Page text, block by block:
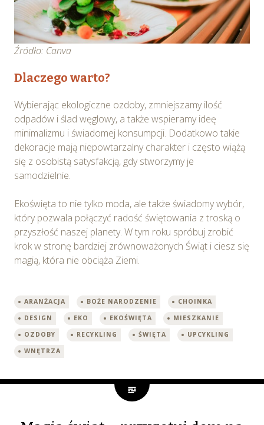
Źródło: Canva
Dlaczego warto?
Wybierając ekologiczne ozdoby, zmniejszamy ilość
odpadów i ślad węglowy, a także wspieramy ideę
minimalizmu i świadomej konsumpcji. Dodatkowo takie
dekoracje mają niepowtarzalny charakter i często wiążą
się z osobistą satysfakcją, gdy stworzymy je
samodzielnie.
Ekoświęta to nie tylko moda, ale także świadomy wybór,
który pozwala połączyć radość świętowania z troską o
przyszłość naszej planety. W tym roku spróbuj zrobić
krok w stronę bardziej zrównoważonych Świąt i ciesz się
magią, która nie obciąża Ziemi.
ARANŻACJA BOŻE NARODZENIE
CHOINKA
DESIGN
EKO EKOŚWIĘTA
MIESZKANIE
OZDOBY
RECYKLING ŚWIĘTA
UPCYKLING
WNĘTRZA